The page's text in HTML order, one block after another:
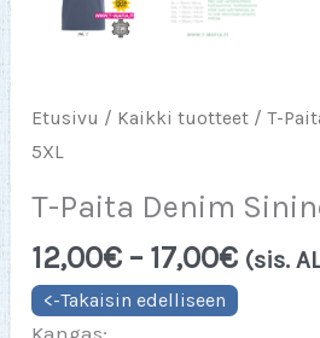
Etusivu / Kaikki tuotteet / T-
5XL
T-Paita Denim
12,00€ – 17,00€
12,00€
-
(sis.